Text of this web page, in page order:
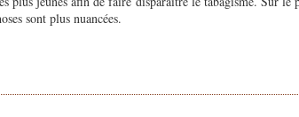
sont plus nuancées.